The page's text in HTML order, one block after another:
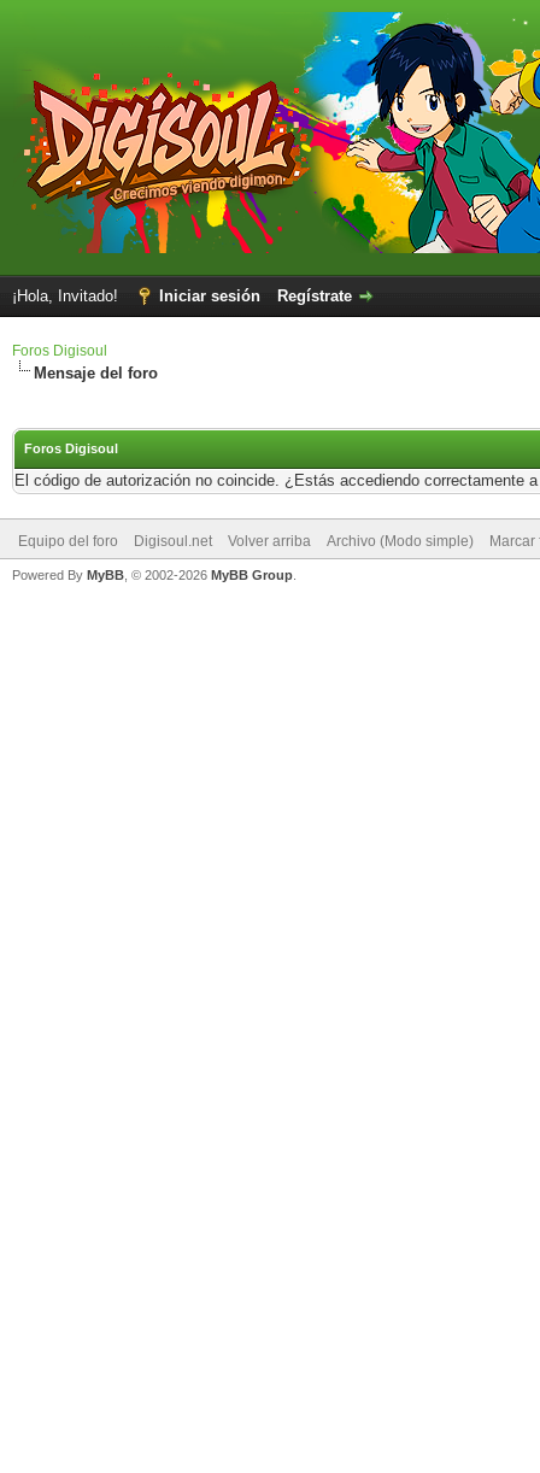
¡Hola, Invitado! Iniciar sesión Regístrate
Foros Digisoul
Mensaje del foro
Foros Digisoul
El código de autorización no coincide. ¿Estás accediendo correctamente
Equipo del foro Digisoul.net Volver arriba Archivo (Modo simple)
Powered By MyBB , © 2002-2026 MyBB Group